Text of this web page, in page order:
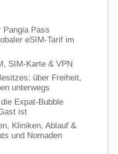
Pangia Pass
eSIM-Tarif im
SIM-Karte & VPN
über Freiheit,
unterwegs
Expat-Bubble
ist
Kliniken, Ablauf &
und Nomaden